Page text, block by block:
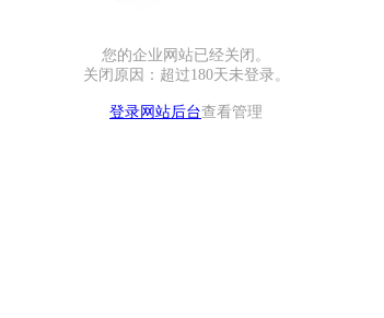
您的企业网站已经关闭。
关闭原因：超过180天未登录。
登录网站后台查看管理